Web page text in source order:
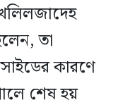
তা
কারণে
শেষ হয়